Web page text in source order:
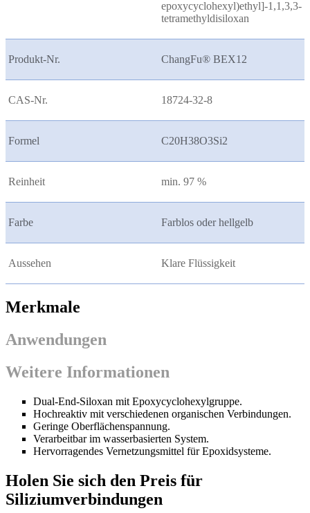
epoxycyclohexyl)ethyl]-1,1,3,3-
tetramethyldisiloxan
Produkt-Nr. ChangFu® BEX12
CAS-Nr. 18724-32-8
Formel C20H38O3Si2
Reinheit min. 97 %
Farbe Farblos oder hellgelb
Aussehen Klare Flüssigkeit
Merkmale
Anwendungen
Weitere Informationen
Dual-End-Siloxan mit Epoxycyclohexylgruppe.
Hochreaktiv mit verschiedenen organischen Verbindungen.
Geringe Oberflächenspannung.
Verarbeitbar im wasserbasierten System.
Hervorragendes Vernetzungsmittel für Epoxidsysteme.
Holen Sie sich den Preis für
Siliziumverbindungen